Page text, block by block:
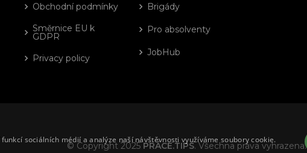
Obchodní podmínky
Směrnice EU k
GDPR
Privacy policy
Brigády
Pro absolventy
JobHub
© Copyright 2025PRÁCE.TIPS. Všechna práva vyhrazena.
sociálních médií a analýze naší návštěvnosti využíváme soubory cookie.